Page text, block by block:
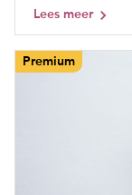
Lees meer
Premium